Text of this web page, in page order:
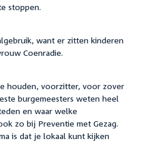
stoppen.
want er zitten kinderen
Coenradie.
houden, voorzitter, voor zover
burgemeesters weten heel
en waar welke
zo bij Preventie met Gezag.
is dat je lokaal kunt kijken